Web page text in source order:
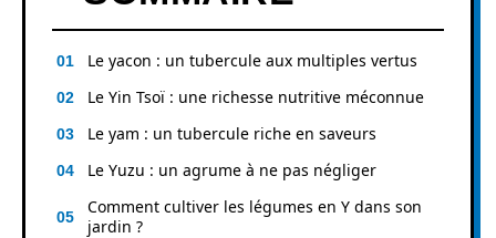
Le yacon : un tubercule aux multiples vertus
Le Yin Tsoï : une richesse nutritive méconnue
Le yam : un tubercule riche en saveurs
Le Yuzu : un agrume à ne pas négliger
Comment cultiver les légumes en Y dans son
jardin ?